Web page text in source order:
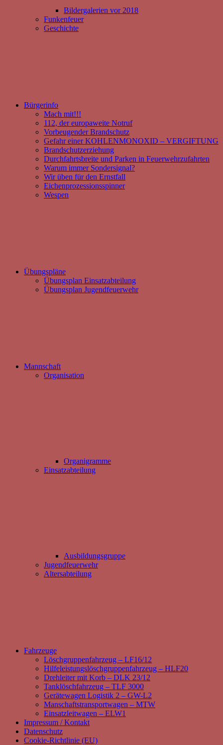
Bildergalerien vor 2018
Funkenfeuer
Geschichte
Bürgerinfo
Mach mit!!!
112, der europaweite Notruf
Vorbeugender Brandschutz
Gefahr einer KOHLENMONOXID – VERGIFTUNG
Brandschutzerziehung
Durchfahrtsbreite und Parken in Feuerwehrzufahrten
Warum immer Sondersignal?
Wir üben für den Ernstfall
Eichenprozessionsspinner
Wespen
Übungspläne
Übungsplan Einsatzabteilung
Übungsplan Jugendfeuerwehr
Mannschaft
Organisation
Organigramme
Einsatzabteilung
Ausbildungsgruppe
Jugendfeuerwehr
Altersabteilung
Fahrzeuge
Löschgruppenfahrzeug – LF16/12
Hilfeleistungslöschgruppenfahrzeug – HLF20
Drehleiter mit Korb – DLK 23/12
Tanklöschfahrzeug – TLF 3000
Gerätewagen Logistik 2 – GW-L2
Manschaftstransportwagen – MTW
Einsatzleitwagen – ELW1
Impressum / Kontakt
Datenschutz
Cookie-Richtlinie (EU)